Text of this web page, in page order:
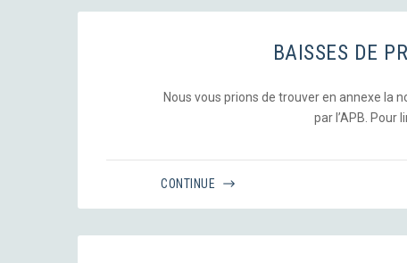
BAISSES DE
Nous vous prions de trouver en annexe la
par l’APB. Pour
CONTINUE